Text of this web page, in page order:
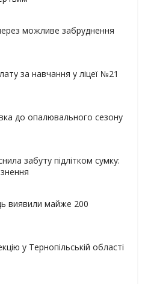
можливе забруднення
за навчання у ліцеї №21
до опалювального сезону
забуту підлітком сумку:
виявили майже 200
у Тернопільській області